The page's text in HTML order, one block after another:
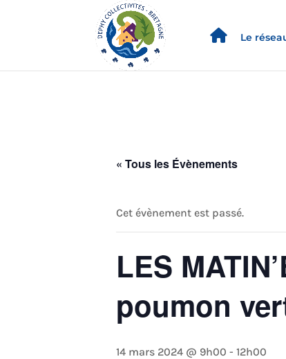
Le
« Tous les Évènements
Cet évènement est passé.
LES
poumon
14 mars 2024 @ 9h00 - 12h00